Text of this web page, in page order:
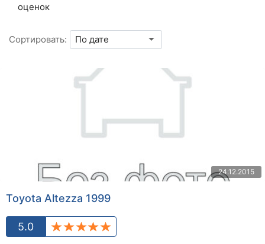
оценок
Сортировать:
24.12.2015
Toyota Altezza 1999
5.0